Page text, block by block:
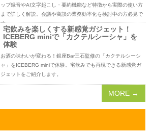
ップ録音やAI文字起こし・要約機能など特徴から実際の使い方
まで詳しく解説。会議や商談の業務効率化を検討中の方必見で
す。
宅飲みを楽しくする新感覚ガジェット！
ICEBERG miniで「カクテルシーシャ」を
体験
お酒の味わいが変わる！銀座Bar三石監修の「カクテルシーシ
ャ」をICEBERG miniで体験。宅飲みでも再現できる新感覚ガ
ジェットをご紹介します。
MORE →